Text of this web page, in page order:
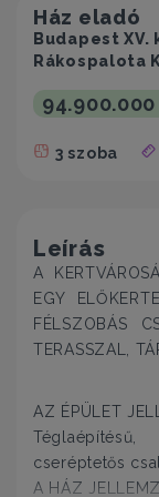
Ház eladó
Budapest
Rákospalota
3 szoba
Leírás
A
EGY
FÉLSZOBÁS
TERASSZAL,
AZ ÉPÜLET
cseréptetős
A HÁZ